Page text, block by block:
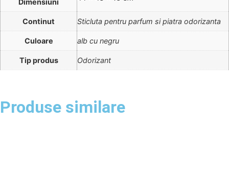
Dimensiuni
Continut Sticluta pentru parfum si piatra odorizanta
Culoare alb cu negru
Tip produs Odorizant
Produse similare